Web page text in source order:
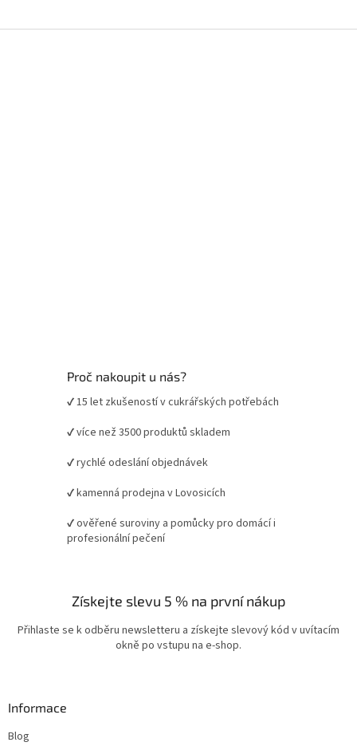
Proč nakoupit u nás?
✔ 15 let zkušeností v cukrářských potřebách
✔ více než 3500 produktů skladem
✔ rychlé odeslání objednávek
✔ kamenná prodejna v Lovosicích
✔ ověřené suroviny a pomůcky pro domácí i
profesionální pečení
Získejte slevu 5 % na první nákup
Přihlaste se k odběru newsletteru a získejte slevový kód v uvítacím
okně po vstupu na e-shop.
Informace
Blog